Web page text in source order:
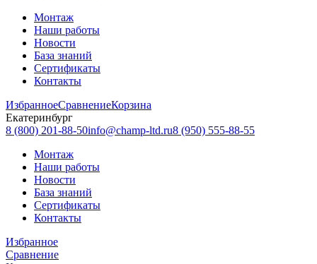
Монтаж
Наши работы
Новости
База знаний
Сертификаты
Контакты
ИзбранноеСравнениеКорзина
Екатеринбург
8 (800) 201-88-50info@champ-ltd.ru8 (950) 555-88-55
Монтаж
Наши работы
Новости
База знаний
Сертификаты
Контакты
Избранное
Сравнение